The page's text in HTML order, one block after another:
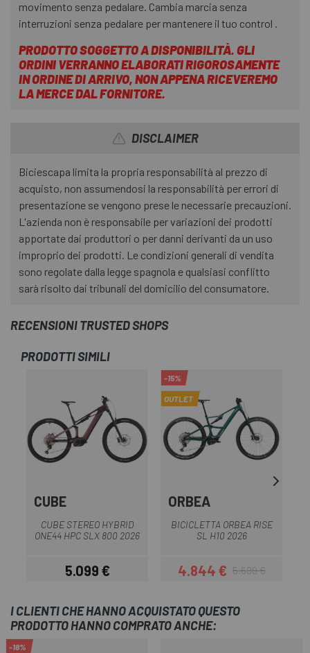
movimento senza pedalare. Cambia marcia senza
interruzioni senza pedalare per mantenere il tuo control .
PRODOTTO SOGGETTO A DISPONIBILITÀ. GLI
ORDINI VERRANNO ELABORATI RIGOROSAMENTE
IN ORDINE DI ARRIVO, NON APPENA RICEVEREMO
LA MERCE DAL FORNITORE.
DISCLAIMER
Biciescapa limita la propria responsabilità al prezzo di
acquisto, non assumendosi la responsabilità per errori di
presentazione se vengono prese le necessarie precauzioni.
L'azienda non è responsabile per variazioni dei prodotti
apportate dai produttori o per danni derivanti da un uso
improprio dei prodotti. Le condizioni generali di vendita
sono regolate dalla legge spagnola e qualsiasi conflitto
sarà risolto dai tribunali del domicilio del consumatore.
RECENSIONI TRUSTED SHOPS
PRODOTTI SIMILI
CUBE
CUBE STEREO HYBRID
ONE44 HPC SLX 800 2026
Prezzo
5.099 €
-15%
OUTLET
ORBEA
BICICLETTA ORBEA RISE
SL H10 2026
Prezzo
4.844 €Prezzo base
5.699 €
I CLIENTI CHE HANNO ACQUISTATO QUESTO
PRODOTTO HANNO COMPRATO ANCHE:
-18%